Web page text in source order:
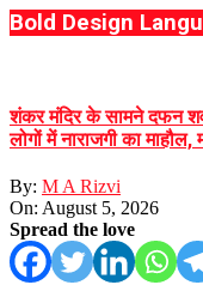
Bold Design
शंकर मंदिर के सामने दफन शव
लोगों में नाराजगी का
By: M A Rizvi
On: August 5, 2026
Spread the love